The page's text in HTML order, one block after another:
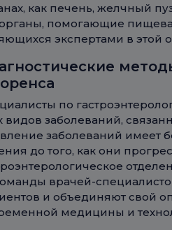
как печень, желчный
помогающие
экспертами в этой
по
видов заболеваний,
заболеваний имеет
до того, как они
врачей-
и объединяют свой
медицины и